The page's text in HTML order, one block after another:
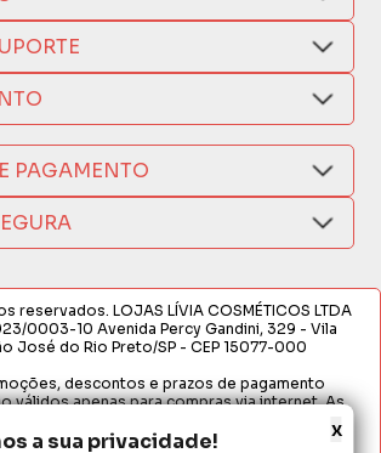
a sua privacidade! x
e Venda
PAGAMENTO
reservados. LOJAS LÍVIA COSMÉTICOS LTDA
0003-10 Avenida Percy Gandini, 329 - Vila
José do Rio Preto/SP - CEP 15077-000
descontos e prazos de pagamento
válidos apenas para compras via internet. As
total ou parcial sem nossa autorização.